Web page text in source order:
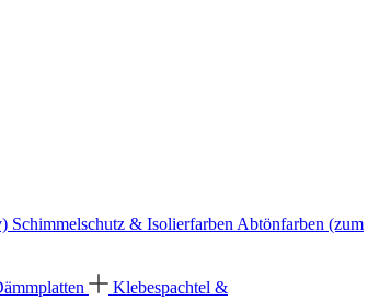
Schimmelschutz & Isolierfarben Abtönfarben (zum
Klebespachtel &